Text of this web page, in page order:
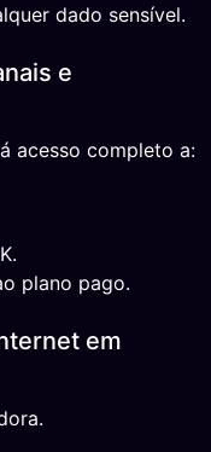
dado sensível.
e
acesso completo a:
plano pago.
em